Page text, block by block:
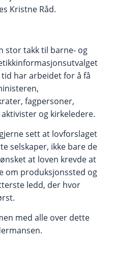
Kristne Råd.
stor takk til barne- og
har arbeidet for å få
fagpersoner,
og kirkeledere.
sett at lovforslaget
selskaper, ikke bare de
at loven krevde at
om produksjonssted og
ledd, der hvor
med alle over dette